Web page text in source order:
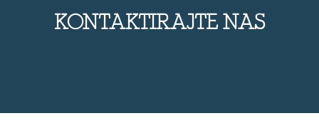
KONTAKTIRAJTE NAS